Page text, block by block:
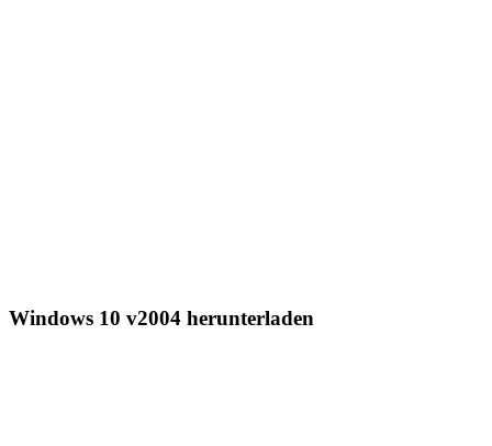
Windows 10 v2004 herunterladen